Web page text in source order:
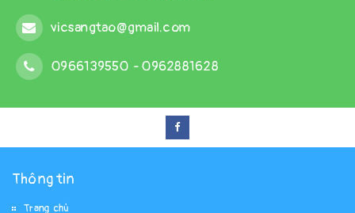
vicsangtao@gmail.com
0966139550 -0962881628
Thông tin
Trang chủ